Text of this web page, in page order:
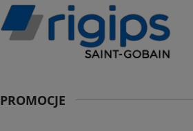
PROMOCJE